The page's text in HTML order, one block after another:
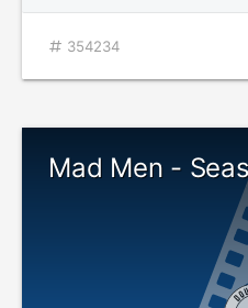
354234
Mad Men -